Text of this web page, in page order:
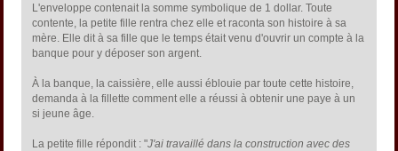
L'enveloppe contenait la somme symbolique de 1 dollar. Toute
contente, la petite fille rentra chez elle et raconta son histoire à sa
mère. Elle dit à sa fille que le temps était venu d'ouvrir un compte à la
banque pour y déposer son argent.
À la banque, la caissière, elle aussi éblouie par toute cette histoire,
demanda à la fillette comment elle a réussi à obtenir une paye à un
si jeune âge.
La petite fille répondit : "J'ai travaillé dans la construction avec des